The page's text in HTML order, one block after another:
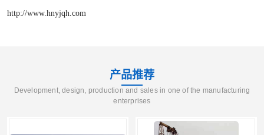
http://www.hnyjqh.com
产品推荐
Development, design, production and sales in one of the manufacturing
enterprises